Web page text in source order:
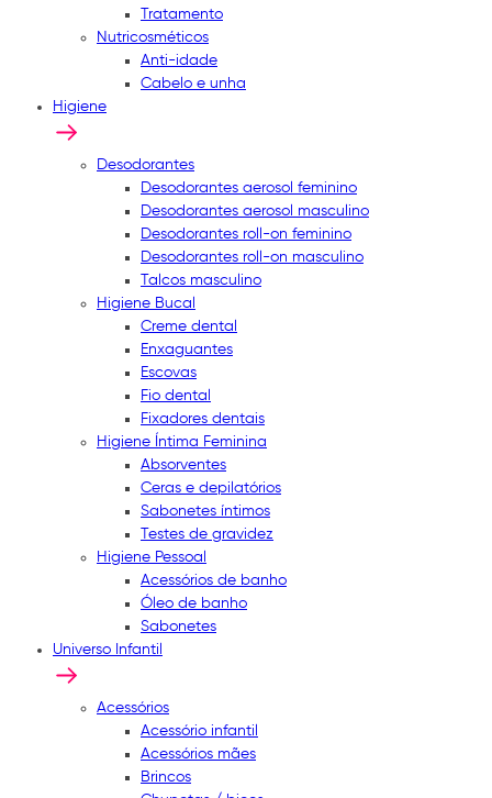
Tratamento
Nutricosméticos
Anti-idade
Cabelo e unha
Higiene
Desodorantes
Desodorantes aerosol feminino
Desodorantes aerosol masculino
Desodorantes roll-on feminino
Desodorantes roll-on masculino
Talcos masculino
Higiene Bucal
Creme dental
Enxaguantes
Escovas
Fio dental
Fixadores dentais
Higiene Íntima Feminina
Absorventes
Ceras e depilatórios
Sabonetes íntimos
Testes de gravidez
Higiene Pessoal
Acessórios de banho
Óleo de banho
Sabonetes
Universo Infantil
Acessórios
Acessório infantil
Acessórios mães
Brincos